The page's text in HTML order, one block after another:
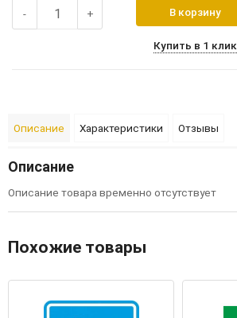
- + В корзину
Купить в 1 клик
Описание Характеристики Отзывы
Описание
Описание товара временно отсутствует
Похожие товары